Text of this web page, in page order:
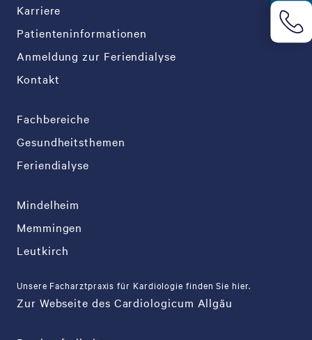
Karriere
Patienteninformationen
Anmeldung zur Feriendialyse
Kontakt
Fachbereiche
Gesundheitsthemen
Feriendialyse
Mindelheim
Memmingen
Leutkirch
Unsere Facharztpraxis für Kardiologie finden Sie hier.
Zur Webseite des Cardiologicum Allgäu